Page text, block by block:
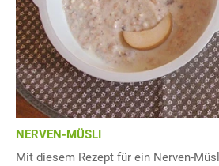
NERVEN-MÜSLI
Mit diesem Rezept für ein Nerven-